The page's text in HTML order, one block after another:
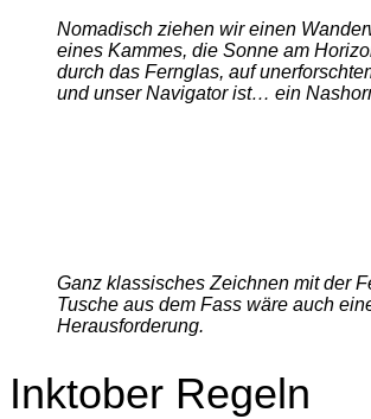
Nomadisch ziehen wir einen
eines Kammes, die Sonne am
durch das Fernglas, auf
und unser Navigator ist… ein
Ganz klassisches Zeichnen mit der
Tusche aus dem Fass wäre auch
Herausforderung.
Inktober Regeln